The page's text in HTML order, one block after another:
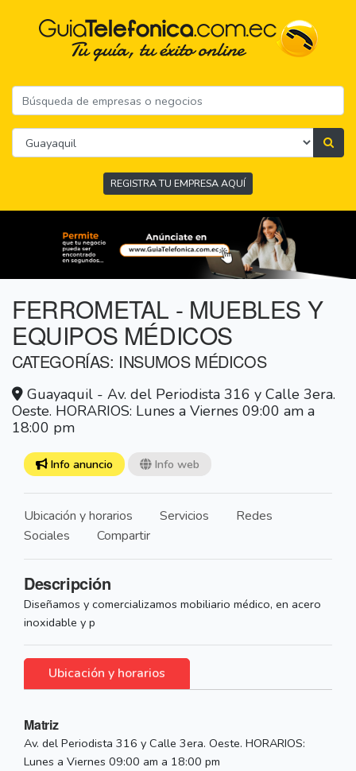
REGISTRA TU EMPRESA AQUÍ
FERROMETAL - MUEBLES Y
EQUIPOS MÉDICOS
CATEGORÍAS: INSUMOS MÉDICOS
Guayaquil - Av. del Periodista 316 y Calle 3era.
Oeste. HORARIOS: Lunes a Viernes 09:00 am a
18:00 pm
Info anuncio Info web
Ubicación y horarios Servicios
Redes
Sociales
Compartir
Descripción
Diseñamos y comercializamos mobiliario médico, en acero
inoxidable y p
Ubicación y horarios
Matriz
Av. del Periodista 316 y Calle 3era. Oeste. HORARIOS:
Lunes a Viernes 09:00 am a 18:00 pm